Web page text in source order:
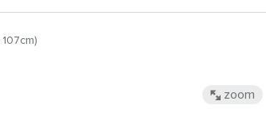
zoom